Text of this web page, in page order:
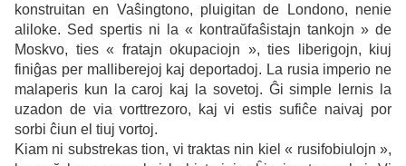
konstruitan en Vaŝingtono, pluigitan de Londono, nenie
aliloke. Sed spertis ni la « kontraŭfaŝistajn tankojn » de
Moskvo, ties « fratajn okupaciojn », ties liberigojn, kiuj
finiĝas per malliberejoj kaj deportadoj. La rusia imperio ne
malaperis kun la caroj kaj la sovetoj. Ĝi simple lernis la
uzadon de via vorttrezoro, kaj vi estis sufiĉe naivaj por
sorbi ĉiun el tiuj vortoj.
Kiam ni substrekas tion, vi traktas nin kiel « rusifobiulojn »,